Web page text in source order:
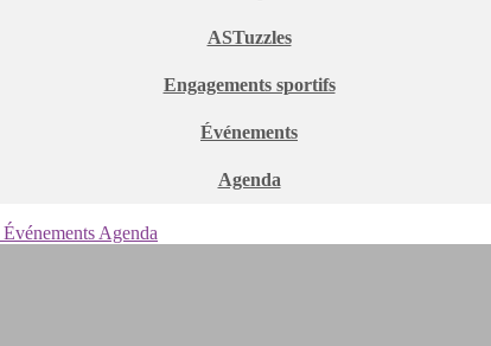
ASTuzzles
Engagements sportifs
Événements
Agenda
Événements Agenda